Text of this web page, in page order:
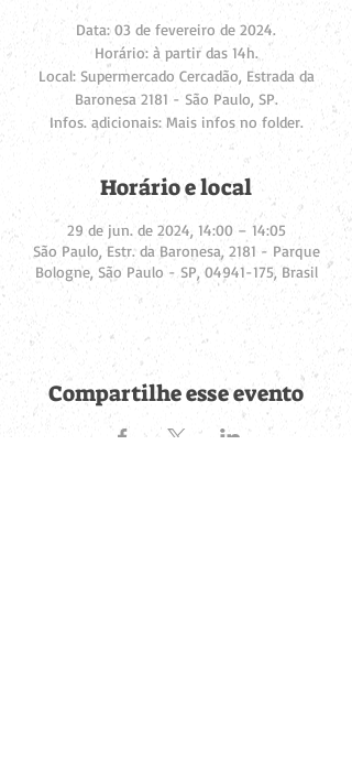
Data: 03 de fevereiro de 2024.
Horário: à partir das 14h.
Local: Supermercado Cercadão, Estrada da
Baronesa 2181 - São Paulo, SP.
Infos. adicionais: Mais infos no folder.
Horário e local
29 de jun. de 2024, 14:00 – 14:05
São Paulo, Estr. da Baronesa, 2181 - Parque
Bologne, São Paulo - SP, 04941-175, Brasil
Compartilhe esse evento